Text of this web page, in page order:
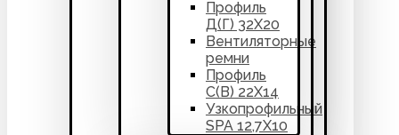
Профиль
Д(Г) 32Х20
Вентиляторные
ремни
Профиль
С(В) 22Х14
Узкопрофильный
SPA 12,7Х10